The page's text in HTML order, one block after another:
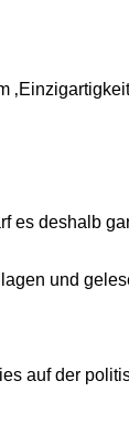
deshalb
und
auf der